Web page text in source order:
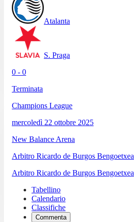
Atalanta
S. Praga
0 - 0
Terminata
Champions League
mercoledì 22 ottobre 2025
New Balance Arena
Arbitro Ricardo de Burgos Bengoetxea
Arbitro Ricardo de Burgos Bengoetxea
Tabellino
Calendario
Classifiche
Commenta